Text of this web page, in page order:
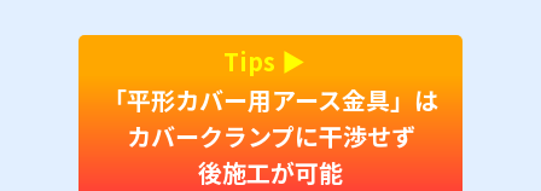
Tips ▶︎
「平形カバー用アース金具」は
カバークランプに干渉せず
後施工が可能